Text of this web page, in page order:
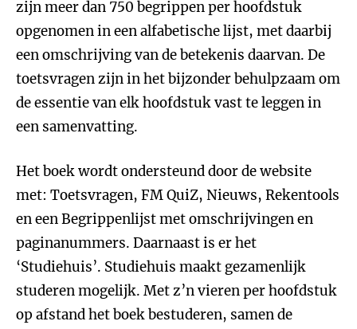
zijn meer dan 750 begrippen per hoofdstuk
opgenomen in een alfabetische lijst, met daarbij
een omschrijving van de betekenis daarvan. De
toetsvragen zijn in het bijzonder behulpzaam om
de essentie van elk hoofdstuk vast te leggen in
een samenvatting.
Het boek wordt ondersteund door de website
met: Toetsvragen, FM QuiZ, Nieuws, Rekentools
en een Begrippenlijst met omschrijvingen en
paginanummers. Daarnaast is er het
‘Studiehuis’. Studiehuis maakt gezamenlijk
studeren mogelijk. Met z’n vieren per hoofdstuk
op afstand het boek bestuderen, samen de